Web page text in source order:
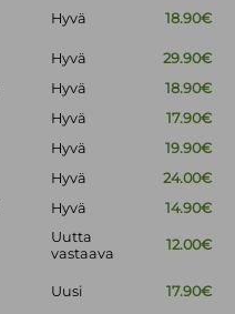
Hyvä 18.90€
Hyvä
29.90€
Hyvä
18.90€
Hyvä
17.90€
Hyvä
19.90€
Hyvä
24.00€
Hyvä 14.90€
Uutta
vastaava
12.00€
Uusi 17.90€